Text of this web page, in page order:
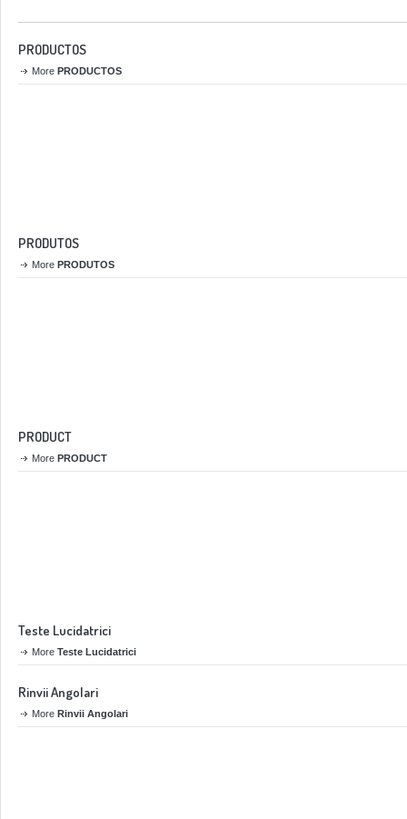
PRODUCTOS
More PRODUCTOS
PRODUTOS
More PRODUTOS
PRODUCT
More PRODUCT
Teste Lucidatrici
More Teste Lucidatrici
Rinvii Angolari
More Rinvii Angolari